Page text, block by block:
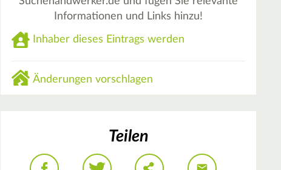
Informationen und Links hinzu!
Inhaber dieses Eintrags werden
Änderungen vorschlagen
Teilen